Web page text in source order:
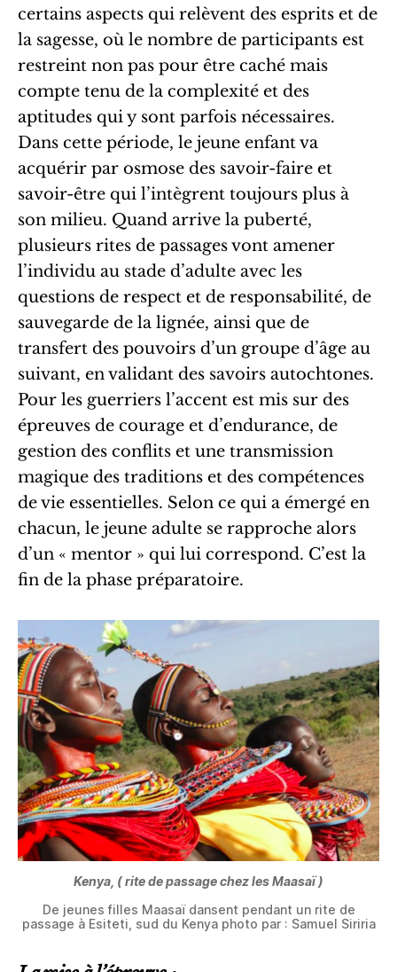
certains aspects qui relèvent des esprits et de
la sagesse, où le nombre de participants est
restreint non pas pour être caché mais
compte tenu de la complexité et des
aptitudes qui y sont parfois nécessaires.
Dans cette période, le jeune enfant va
acquérir par osmose des savoir-faire et
savoir-être qui l’intègrent toujours plus à
son milieu. Quand arrive la puberté,
plusieurs rites de passages vont amener
l’individu au stade d’adulte avec les
questions de respect et de responsabilité, de
sauvegarde de la lignée, ainsi que de
transfert des pouvoirs d’un groupe d’âge au
suivant, en validant des savoirs autochtones.
Pour les guerriers l’accent est mis sur des
épreuves de courage et d’endurance, de
gestion des conflits et une transmission
magique des traditions et des compétences
de vie essentielles. Selon ce qui a émergé en
chacun, le jeune adulte se rapproche alors
d’un « mentor » qui lui correspond. C’est la
fin de la phase préparatoire.
Kenya, ( rite de passage chez les Maasaï )
De jeunes filles Maasaï dansent pendant un rite de
passage à Esiteti, sud du Kenya photo par : Samuel Siriria